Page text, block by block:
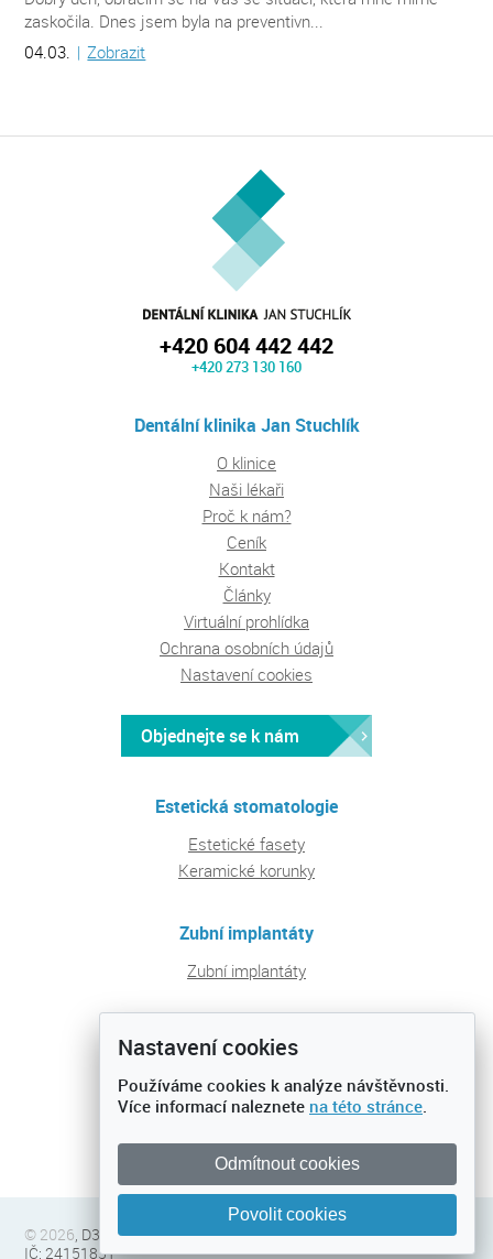
zaskočila. Dnes jsem byla na preventivn...
04.03. | Zobrazit
+420 604 442 442
+420 273 130 160
Dentální klinika Jan Stuchlík
O klinice
Naši lékaři
Proč k nám?
Ceník
Kontakt
Články
Virtuální prohlídka
Ochrana osobních údajů
Nastavení cookies
Objednejte se k nám
Estetická stomatologie
Estetické fasety
Keramické korunky
Zubní implantáty
Zubní implantáty
Pravidelná péče a prevence
Preventivní prohlídky
© 2026, D32 s.r.o., C 183421 vedená u městského soudu v Praze,
IČ: 24151831
Nastavení cookies
Používáme cookies k analýze návštěvnosti.
Více informací naleznete na této stránce.
Odmítnout cookies
Povolit cookies